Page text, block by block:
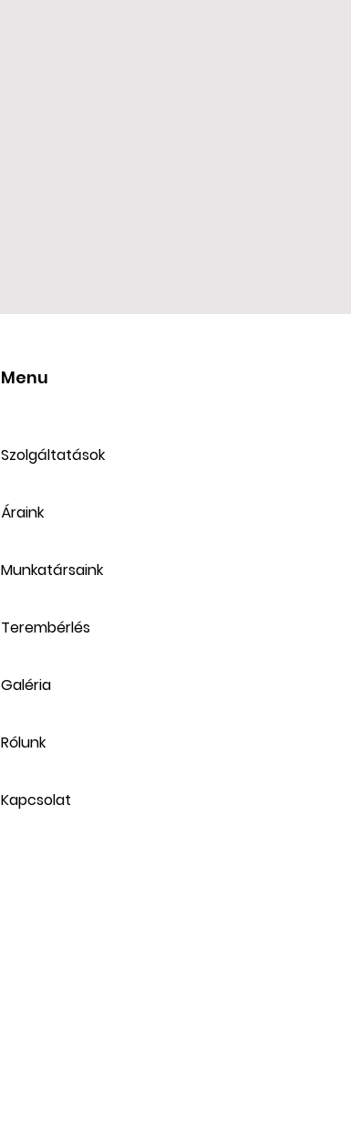
Menu
Szolgáltatások
Áraink
Munkatársaink
Terembérlés
Galéria
Rólunk
Kapcsolat